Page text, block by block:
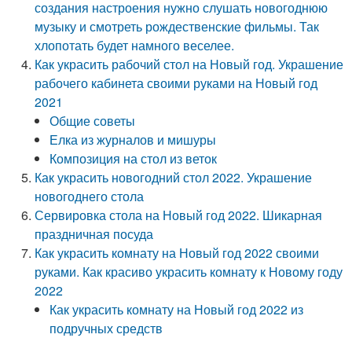
создания настроения нужно слушать новогоднюю
музыку и смотреть рождественские фильмы. Так
хлопотать будет намного веселее.
Как украсить рабочий стол на Новый год. Украшение
рабочего кабинета своими руками на Новый год
2021
Общие советы
Елка из журналов и мишуры
Композиция на стол из веток
Как украсить новогодний стол 2022. Украшение
новогоднего стола
Сервировка стола на Новый год 2022. Шикарная
праздничная посуда
Как украсить комнату на Новый год 2022 своими
руками. Как красиво украсить комнату к Новому году
2022
Как украсить комнату на Новый год 2022 из
подручных средств